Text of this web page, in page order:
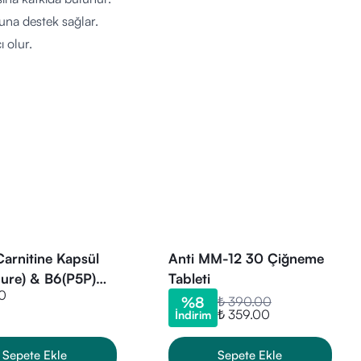
destek sağlar.
olur.
Kapsül
& B6(P5P)
Sepete Ekle
Anti MM-12 30 Çiğneme
Tableti
%8
İndirim
₺ 390.00
₺ 359.00
Sepete Ekle